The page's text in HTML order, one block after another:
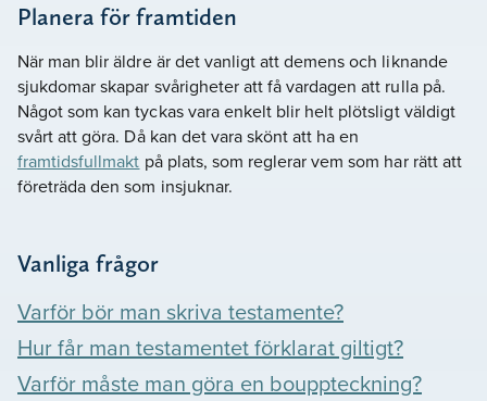
Planera för framtiden
När man blir äldre är det vanligt att demens och liknande
sjukdomar skapar svårigheter att få vardagen att rulla på.
Något som kan tyckas vara enkelt blir helt plötsligt väldigt
svårt att göra. Då kan det vara skönt att ha en
framtidsfullmakt på plats, som reglerar vem som har rätt att
företräda den som insjuknar.
Vanliga frågor
Varför bör man skriva testamente?
Hur får man testamentet förklarat giltigt?
Varför måste man göra en bouppteckning?